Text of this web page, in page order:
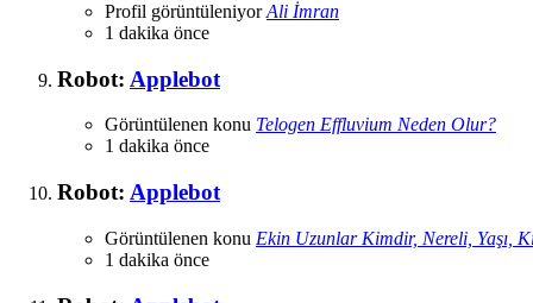
Profil görüntüleniyorAli İmran
1 dakika önce
Robot: Applebot
Görüntülenen konu Telogen Effluvium Neden Olur?
1 dakika önce
Robot: Applebot
Görüntülenen konu Ekin Uzunlar Kimdir, Nereli, Yaşı,
1 dakika önce